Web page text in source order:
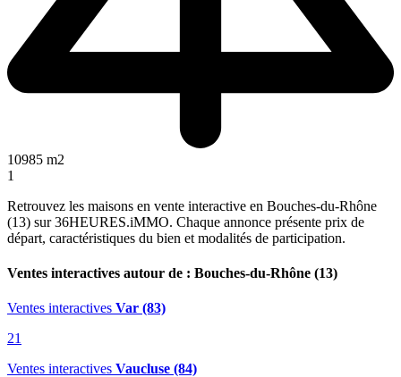
10985 m2
1
Retrouvez les maisons en vente interactive en Bouches-du-Rhône
(13) sur 36HEURES.iMMO. Chaque annonce présente prix de
départ, caractéristiques du bien et modalités de participation.
Ventes interactives autour de : Bouches-du-Rhône (13)
Ventes interactives Var (83)
21
Ventes interactives Vaucluse (84)